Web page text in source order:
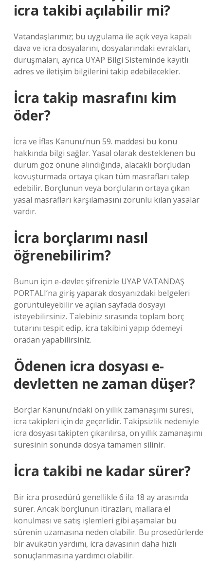
icra takibi açılabilir mi?
Vatandaşlarımız; bu uygulama ile açık veya kapalı
dava ve icra dosyalarını, dosyalarındaki evrakları,
duruşmaları, ayrıca UYAP Bilgi Sisteminde kayıtlı
adres ve iletişim bilgilerini takip edebilecekler.
İcra takip masrafını kim
öder?
İcra ve İflas Kanunu’nun 59. maddesi bu konu
hakkında bilgi sağlar. Yasal olarak desteklenen bu
durum göz önüne alındığında, alacaklı borçludan
kovuşturmada ortaya çıkan tüm masrafları talep
edebilir. Borçlunun veya borçluların ortaya çıkan
yasal masrafları karşılamasını zorunlu kılan yasalar
vardır.
İcra borçlarımı nasıl
öğrenebilirim?
Bunun için e-devlet şifrenizle UYAP VATANDAŞ
PORTALI’na giriş yaparak dosyanızdaki belgeleri
görüntüleyebilir ve açılan sayfada dosyayı
isteyebilirsiniz. Talebiniz sırasında toplam borç
tutarını tespit edip, icra takibini yapıp ödemeyi
oradan yapabilirsiniz.
Ödenen icra dosyası e-
devletten ne zaman düşer?
Borçlar Kanunu’ndaki on yıllık zamanaşımı süresi,
icra takipleri için de geçerlidir. Takipsizlik nedeniyle
icra dosyası takipten çıkarılırsa, on yıllık zamanaşımı
süresinin sonunda dosya tamamen silinir.
İcra takibi ne kadar sürer?
Bir icra prosedürü genellikle 6 ila 18 ay arasında
sürer. Ancak borçlunun itirazları, mallara el
konulması ve satış işlemleri gibi aşamalar bu
sürenin uzamasına neden olabilir. Bu prosedürlerde
bir avukatın yardımı, icra davasının daha hızlı
sonuçlanmasına yardımcı olabilir.